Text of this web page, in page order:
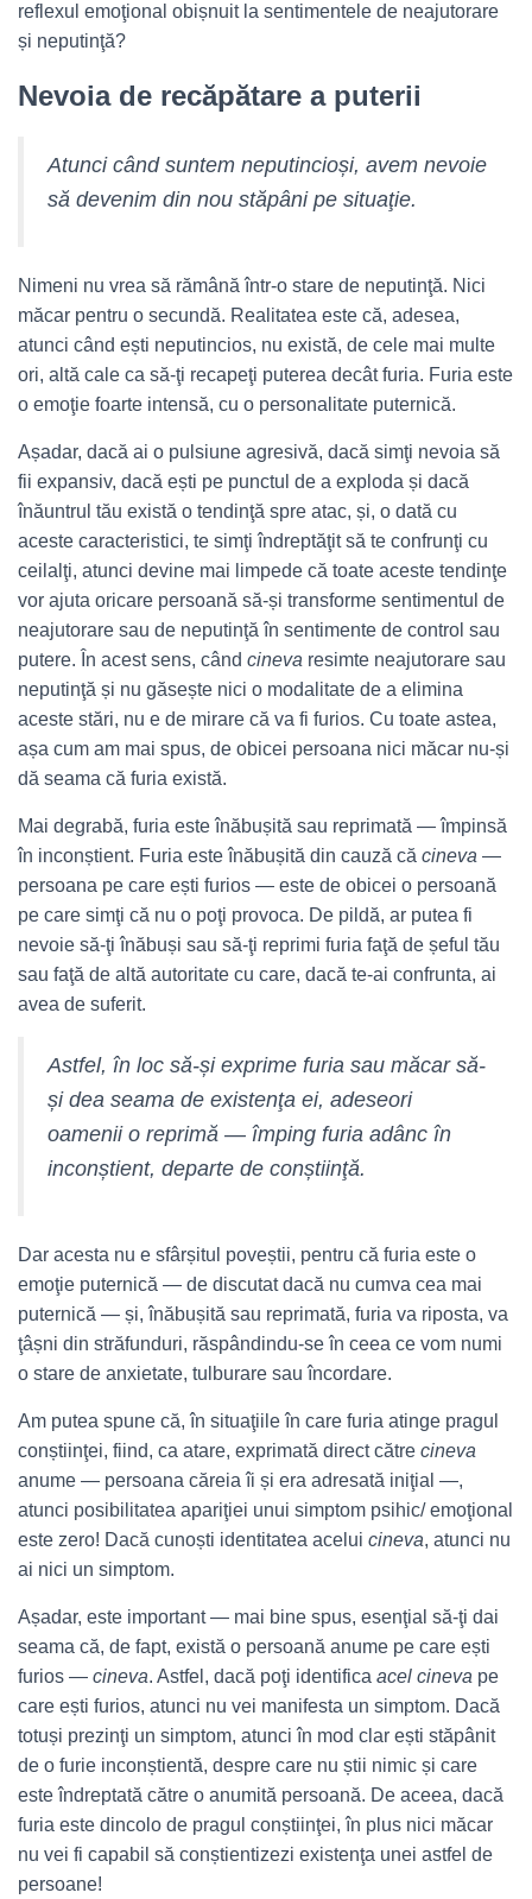
reflexul emoţional obișnuit la sentimentele de neajutorare
și neputinţă?
Nevoia de recăpătare a puterii
Atunci când suntem neputincioși, avem nevoie
să devenim din nou stăpâni pe situaţie.
Nimeni nu vrea să rămână într-o stare de neputinţă. Nici
măcar pentru o secundă. Realitatea este că, adesea,
atunci când ești neputincios, nu există, de cele mai multe
ori, altă cale ca să-ţi recapeţi puterea decât furia. Furia este
o emoţie foarte intensă, cu o personalitate puternică.
Așadar, dacă ai o pulsiune agresivă, dacă simţi nevoia să
fii expansiv, dacă ești pe punctul de a exploda și dacă
înăuntrul tău există o tendinţă spre atac, și, o dată cu
aceste caracteristici, te simţi îndreptăţit să te confrunţi cu
ceilalţi, atunci devine mai limpede că toate aceste tendinţe
vor ajuta oricare persoană să-și transforme sentimentul de
neajutorare sau de neputinţă în sentimente de control sau
putere. În acest sens, când cineva resimte neajutorare sau
neputinţă și nu găsește nici o modalitate de a elimina
aceste stări, nu e de mirare că va fi furios. Cu toate astea,
așa cum am mai spus, de obicei persoana nici măcar nu-și
dă seama că furia există.
Mai degrabă, furia este înăbușită sau reprimată — împinsă
în inconștient. Furia este înăbușită din cauză că cineva —
persoana pe care ești furios — este de obicei o persoană
pe care simţi că nu o poţi provoca. De pildă, ar putea fi
nevoie să-ţi înăbuși sau să-ţi reprimi furia faţă de șeful tău
sau faţă de altă autoritate cu care, dacă te-ai confrunta, ai
avea de suferit.
Astfel, în loc să-și exprime furia sau măcar să-
și dea seama de existenţa ei, adeseori
oamenii o reprimă — împing furia adânc în
inconștient, departe de conștiinţă.
Dar acesta nu e sfârșitul poveștii, pentru că furia este o
emoţie puternică — de discutat dacă nu cumva cea mai
puternică — și, înăbușită sau reprimată, furia va riposta, va
ţâșni din străfunduri, răspândindu-se în ceea ce vom numi
o stare de anxietate, tulburare sau încordare.
Am putea spune că, în situaţiile în care furia atinge pragul
conștiinţei, fiind, ca atare, exprimată direct către cineva
anume — persoana căreia îi și era adresată iniţial —,
atunci posibilitatea apariţiei unui simptom psihic/ emoţional
este zero! Dacă cunoști identitatea acelui cineva, atunci nu
ai nici un simptom.
Așadar, este important — mai bine spus, esenţial să-ţi dai
seama că, de fapt, există o persoană anume pe care ești
furios — cineva. Astfel, dacă poţi identifica acel cineva pe
care ești furios, atunci nu vei manifesta un simptom. Dacă
totuși prezinţi un simptom, atunci în mod clar ești stăpânit
de o furie inconștientă, despre care nu știi nimic și care
este îndreptată către o anumită persoană. De aceea, dacă
furia este dincolo de pragul conștiinţei, în plus nici măcar
nu vei fi capabil să conștientizezi existenţa unei astfel de
persoane!